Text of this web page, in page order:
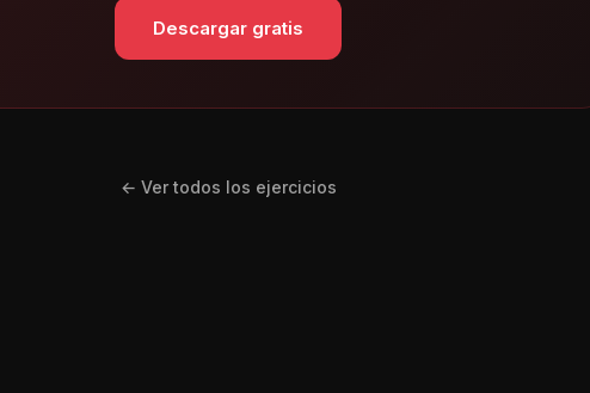
Descargar gratis
← Ver todos los ejercicios